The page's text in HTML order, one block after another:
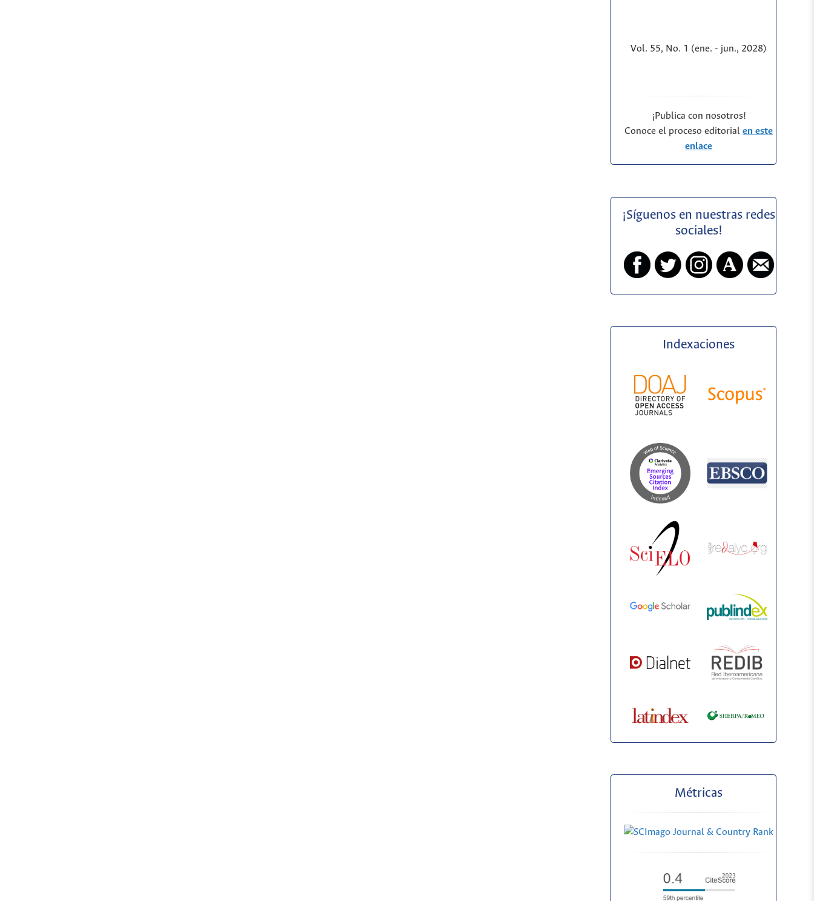
Vol. 55, No. 1 (ene. - jun., 2028)
¡Publica con nosotros!
Conoce el proceso editorialen este
enlace
¡Síguenos en nuestras redes
sociales!
Indexaciones
Métricas